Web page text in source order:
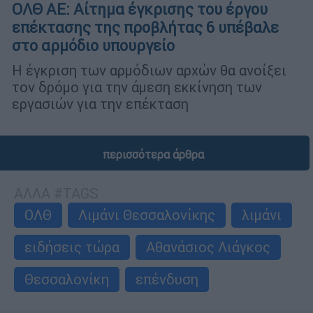
ΟΛΘ ΑΕ: Αίτημα έγκρισης του έργου
επέκτασης της προβλήτας 6 υπέβαλε
στο αρμόδιο υπουργείο
Η έγκριση των αρμόδιων αρχών θα ανοίξει
τον δρόμο για την άμεση εκκίνηση των
εργασιών για την επέκταση
περισσότερα άρθρα
ΟΛΘ
Λιμάνι Θεσσαλονίκης
λιμάνι
ειδήσεις τώρα
Αθανάσιος Λιάγκος
Θεσσαλονίκη
επένδυση